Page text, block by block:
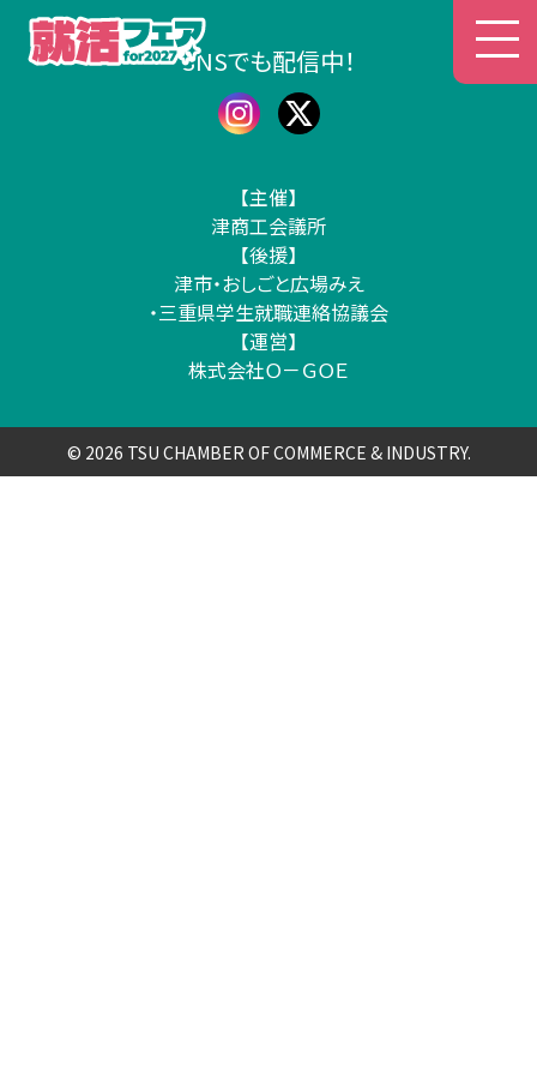
津商工会議所 就活
SNSでも配信中！
【主催】
津商工会議所
【後援】
津市・おしごと広場みえ
・三重県学生就職連絡協議会
【運営】
株式会社Ｏ－ＧＯＥ
© 2026 TSU CHAMBER OF COMMERCE & INDUSTRY.